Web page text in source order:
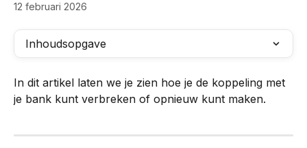
12 februari 2026
Inhoudsopgave
In dit artikel laten we je zien hoe je de koppeling met
je bank kunt verbreken of opnieuw kunt maken.